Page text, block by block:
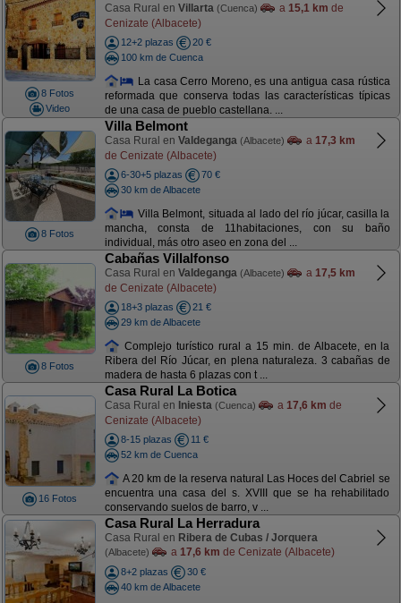
8 Fotos
Video
Casa Rural en Villarta (Cuenca) a 15,1 km de
Cenizate (Albacete)
12+2 plazas
20 €
100 km de Cuenca
La casa Cerro Moreno, es una antigua casa rústica
reformada que conserva todas las características típicas
de una casa de pueblo castellana. ...
8 Fotos
Villa Belmont
Casa Rural en Valdeganga (Albacete) a 17,3 km
de Cenizate (Albacete)
6-30+5 plazas
70 €
30 km de Albacete
Villa Belmont, situada al lado del río júcar, casilla la
mancha, consta de 11habitaciones, con su baño
individual, más otro aseo en zona del ...
8 Fotos
Cabañas Villalfonso
Casa Rural en Valdeganga (Albacete) a 17,5 km
de Cenizate (Albacete)
18+3 plazas
21 €
29 km de Albacete
Complejo turístico rural a 15 min. de Albacete, en la
Ribera del Río Júcar, en plena naturaleza. 3 cabañas de
madera de hasta 6 plazas con t ...
16 Fotos
Casa Rural La Botica
Casa Rural en Iniesta (Cuenca) a 17,6 km de
Cenizate (Albacete)
8-15 plazas
11 €
52 km de Cuenca
A 20 km de la reserva natural Las Hoces del Cabriel se
encuentra una casa del s. XVIII que se ha rehabilitado
conservando suelos de barro, v ...
Casa Rural La Herradura
Casa Rural en Ribera de Cubas / Jorquera
(Albacete) a 17,6 km de Cenizate (Albacete)
8+2 plazas
30 €
40 km de Albacete